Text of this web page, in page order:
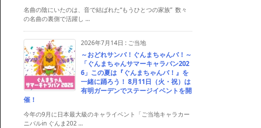
名曲の陰にいたのは、音で結ばれた“もうひとつの家族” 数々
の名曲の裏側で活躍し ...
2026年7月14日 : ご当地
～おどれサンバ！ぐんまちゃんバ！～
「ぐんまちゃんサマーキャラバン202
6」この夏は『ぐんまちゃんバ！』を
一緒に踊ろう！ 8月11日（火・祝）は
有明ガーデンでステージイベントを開
催！
今年の9月に日本最大級のキャライベント「ご当地キャラカー
ニバルin ぐんま202 ...